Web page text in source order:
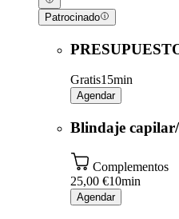
Patrocinado
Gratis15min
Agendar
Blindaje
Complementos
25,00 €10min
Agendar